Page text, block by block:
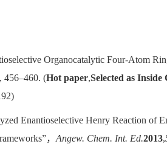
Organocatalytic Four-Atom
, 456–460. (Hot paper,Selected as Inside
Enantioselective Henry Reaction of
， Angew. Chem. Int. Ed.2013,